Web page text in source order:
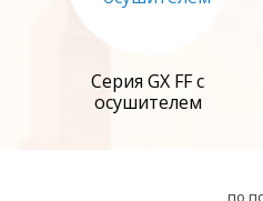
Серия GX FF с
осушителем
по